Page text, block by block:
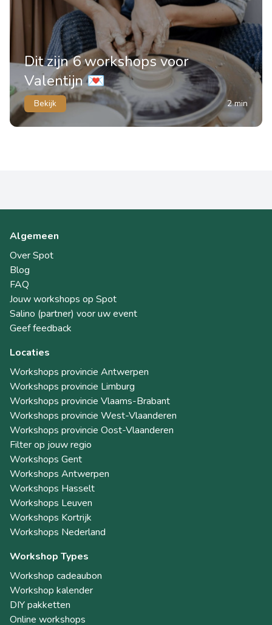
Dit zijn 6 workshops voor
Valentijn 💌
Bekijk 2 min
Algemeen
Over Spot
Blog
FAQ
Jouw workshops op Spot
Salino (partner) voor uw event
Geef feedback
Locaties
Workshops provincie Antwerpen
Workshops provincie Limburg
Workshops provincie Vlaams-Brabant
Workshops provincie West-Vlaanderen
Workshops provincie Oost-Vlaanderen
Filter op jouw regio
Workshops Gent
Workshops Antwerpen
Workshops Hasselt
Workshops Leuven
Workshops Kortrijk
Workshops Nederland
Workshop Types
Workshop cadeaubon
Workshop kalender
DIY pakketten
Online workshops